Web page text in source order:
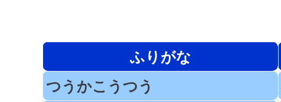
ふりがな
つうかこうつう